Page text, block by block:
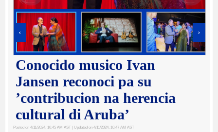
‹ ›
Conocido musico Ivan
Jansen reconoci pa su
’contribucion na herencia
cultural di Aruba’
Posted on 4/11/2024, 10:45 AM AST | Updated on 4/11/2024, 10:47 AM AST